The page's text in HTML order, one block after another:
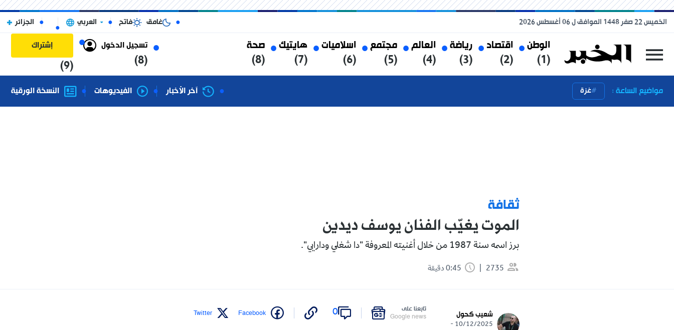
الوطن
(1)
اقتصاد
(2)
رياضة
(3)
العالم
(4)
مجتمع
(5)
اسلاميات
(6)
هايتيك
(7)
صحة
(8)
تسجيل الدخول
(8)
إشتراك
(9)
الخميس 22 صفر 1448 الموافق ل 06 أغسطس 2026 غامق فاتح العربي الجزائر
مواضيع الساعة : غزة آخر الأخبار الفيديوهات النسخة الورقية
ثقافة
الموت يغيّب الفنان يوسف ديدين
برز اسمه سنة 1987 من خلال أغنيته المعروفة "دا شغلي ودارايي".
2735
شعيب كحول
10/12/2025 -
تابعنا على
Google news
0
Facebook
Twitter